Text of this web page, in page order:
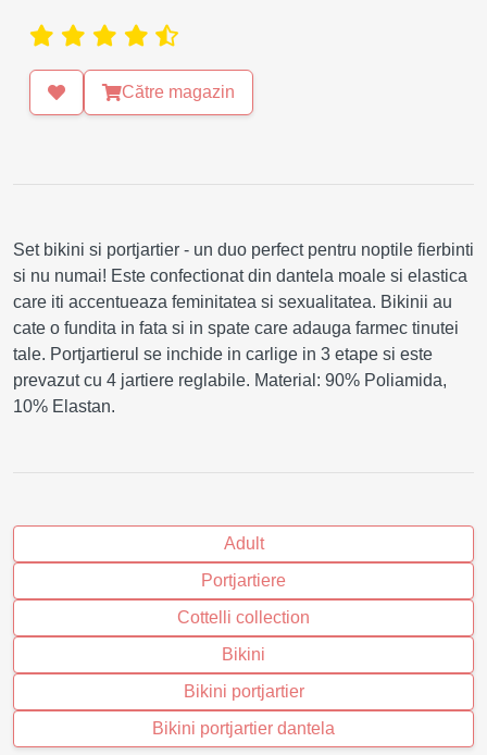
Către magazin
Set bikini si portjartier - un duo perfect pentru noptile fierbinti
si nu numai! Este confectionat din dantela moale si elastica
care iti accentueaza feminitatea si sexualitatea. Bikinii au
cate o fundita in fata si in spate care adauga farmec tinutei
tale. Portjartierul se inchide in carlige in 3 etape si este
prevazut cu 4 jartiere reglabile. Material: 90% Poliamida,
10% Elastan.
Adult
Portjartiere
Cottelli collection
Bikini
Bikini portjartier
Bikini portjartier dantela